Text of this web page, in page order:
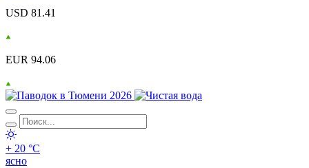
USD 81.41
EUR 94.06
+ 20 °С
ясно